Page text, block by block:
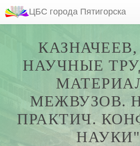
ЦБС города Пятигорска
КАЗНАЧЕЕВ,
НАУЧНЫЕ
МЕЖВУЗОВ.
ПРАКТИЧ.
НАУКИ"